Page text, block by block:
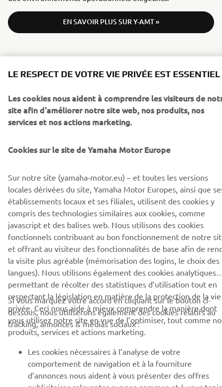
EN SAVOIR PLUS SUR Y-AMT »
Downloads
Yamaha Authorities / Police Bike Brochure(5.3MB)
CORPORATE
BUSINESS
PLUS DE YAMAHA
SOUTIEN
BULLETIN
Soyez le premier à connaître les dernières offres, les événements
spéciaux, les nouveautés et bien plus encore
S'ABONNER
LE RESPECT DE VOTRE VIE PRIVÉE EST ESSENTIEL
Les cookies nous aident à comprendre les visiteurs de
services et nos actions marketing.
Cookies sur le site de Yamaha Motor Europe
établissements locaux et ses filiales, utilisent des cookies y
compris des technologies similaires aux cookies, comme
javascript et des balises web. Nous utilisons des cookies
fonctionnels contribuant au bon fonctionnement de notre
et offrant au visiteur des fonctionnalités de base afin de
la visite plus agréable (mémorisation des logins, le choix des
langues). Nous utilisons également des cookies analytiques
permettant de récolter des statistiques d’utilisation tout en
respectant la législation en matière de la protection de la vie
privée. Ceci nous aide à mieux comprendre la manière dont
vous utilisez notre site en vue de l’optimiser, tout comme
produits, services et actions marketing.
Si vous marquez votre accord en cliquant sur le bouton ci-
dessous, nous utiliserons également des cookies relatifs au
tracking, annonces & médias sociaux :
Les cookies nécessaires à l’analyse de votre
d’annonces nous aident à vous présenter des offres
publicitaires relevantes sur nos gammes et à vous tenir
informé sur nos services à la carte par le biais de notre